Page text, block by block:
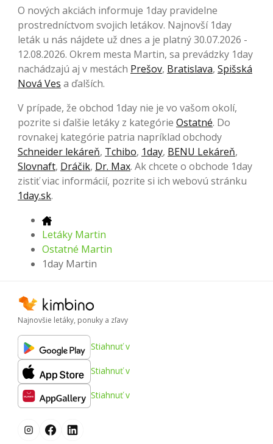
O nových akciách informuje 1day pravidelne
prostredníctvom svojich letákov. Najnovší 1day
leták u nás nájdete už dnes a je platný 30.07.2026 -
12.08.2026. Okrem mesta Martin, sa prevádzky 1day
nachádzajú aj v mestách Prešov, Bratislava, Spišská
Nová Ves a ďalších.
V prípade, že obchod 1day nie je vo vašom okolí,
pozrite si ďalšie letáky z kategórie Ostatné. Do
rovnakej kategórie patria napríklad obchody
Schneider lekáreň, Tchibo, 1day, BENU Lekáreň,
Slovnaft, Dráčik, Dr. Max. Ak chcete o obchode 1day
zistiť viac informácií, pozrite si ich webovú stránku
1day.sk.
Letáky Martin
Ostatné Martin
1day Martin
Najnovšie letáky, ponuky a zľavy
Stiahnuť v
Stiahnuť v
Stiahnuť v